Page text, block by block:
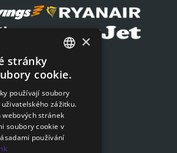
Podat on-line žádost
Podat on-line žádost
Navigace
Ceník
Otázky a odpovědi
SLOVAK
×
stránky
cookie.
používají soubory
zážitku.
webových stránek
soubory cookie v
používání